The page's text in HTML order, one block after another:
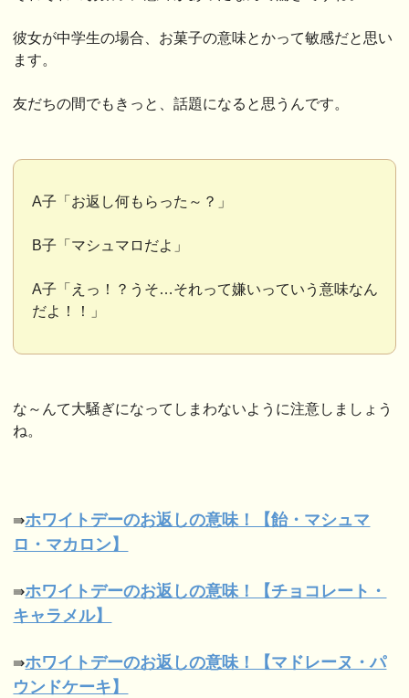
彼女が中学生の場合、お菓子の意味とかって敏感だと思い
ます。
友だちの間でもきっと、話題になると思うんです。
A子「お返し何もらった～？」
B子「マシュマロだよ」
A子「えっ！？うそ…それって嫌いっていう意味なん
だよ！！」
な～んて大騒ぎになってしまわないように注意しましょう
ね。
⇛ホワイトデーのお返しの意味！【飴・マシュマ
ロ・マカロン】
⇛ホワイトデーのお返しの意味！【チョコレート・
キャラメル】
⇛ホワイトデーのお返しの意味！【マドレーヌ・パ
ウンドケーキ】